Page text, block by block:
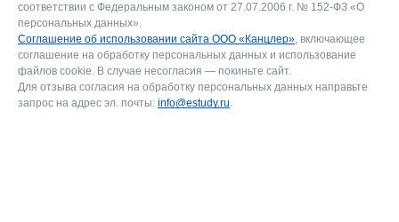
соответствии с Федеральным законом от 27.07.2006 г. № 152-ФЗ «О
персональных данных».
Соглашение об использовании сайта ООО «Канцлер», включающее
соглашение на обработку персональных данных и использование
файлов cookie. В случае несогласия — покиньте сайт.
Для отзыва согласия на обработку персональных данных направьте
запрос на адрес эл. почты: info@estudy.ru.